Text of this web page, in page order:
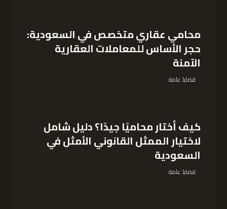
محامي عقاري متخصص في السعودية:
حجر الأساس للمعاملات العقارية
الآمنة
قضايا عامة
كيف أختار محاميًا جيدًا؟ دليل شامل
لاختيار الممثل القانوني الأمثل في
السعودية
قضايا عامة